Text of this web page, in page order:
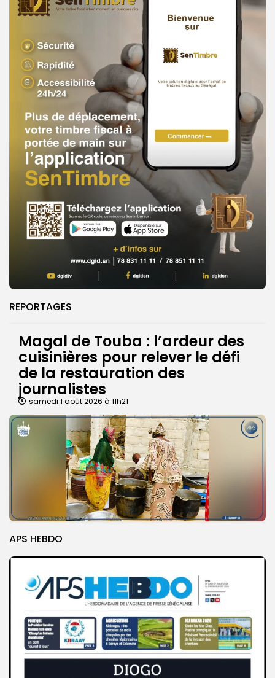
REPORTAGES
Magal de Touba : l’ardeur des
cuisinières pour relever le défi
de la restauration des
journalistes
samedi 1 août 2026 à 11h21
APS HEBDO